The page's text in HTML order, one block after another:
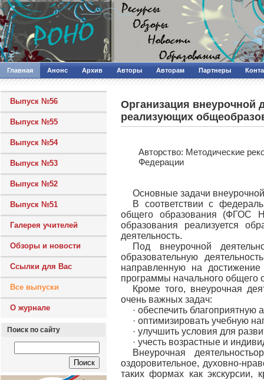
Главная Анонс Архив Авторы Авторам Партнеры
Выпуск №56
Выпуск №55
Выпуск №54
Выпуск №53
Выпуск №52
Выпуск №51
Галерея учителей
Обзоры и новости
Ссылки для Вас
Все выпуски
О журнале
Поиск по сайту
Организация внеурочной
реализующих
Авторcтво: Методические
Федерации
Основные задачи
В соответствии с
общего образования (ФГОС
образования реализуется
деятельность.
Под внеурочной
образовательную
направленную на достижение
программы начального общего
Кроме того, внеурочная
очень важных задач:
· обеспечить
· оптимизировать учебную
· улучшить условия для
· учесть возрастные и
Внеурочная
оздоровительное, духовно-
таких формах как экскурсии,